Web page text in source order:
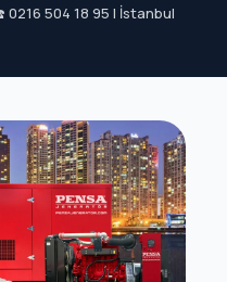
0216 504 18 95 | İstanbul